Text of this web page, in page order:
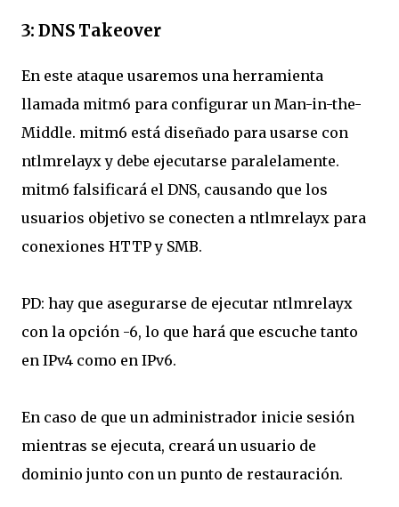
3: DNS Takeover
En este ataque usaremos una herramienta
llamada mitm6 para configurar un Man-in-the-
Middle. mitm6 está diseñado para usarse con
ntlmrelayx y debe ejecutarse paralelamente.
mitm6 falsificará el DNS, causando que los
usuarios objetivo se conecten a ntlmrelayx para
conexiones HTTP y SMB.
PD: hay que asegurarse de ejecutar ntlmrelayx
con la opción -6, lo que hará que escuche tanto
en IPv4 como en IPv6.
En caso de que un administrador inicie sesión
mientras se ejecuta, creará un usuario de
dominio junto con un punto de restauración.